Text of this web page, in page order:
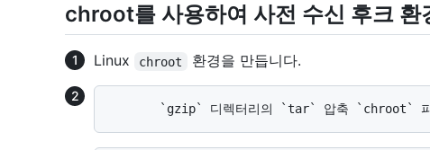
chroot를 사용하여 사전 수신 후크 환
Linux chroot 환경을 만듭니다.